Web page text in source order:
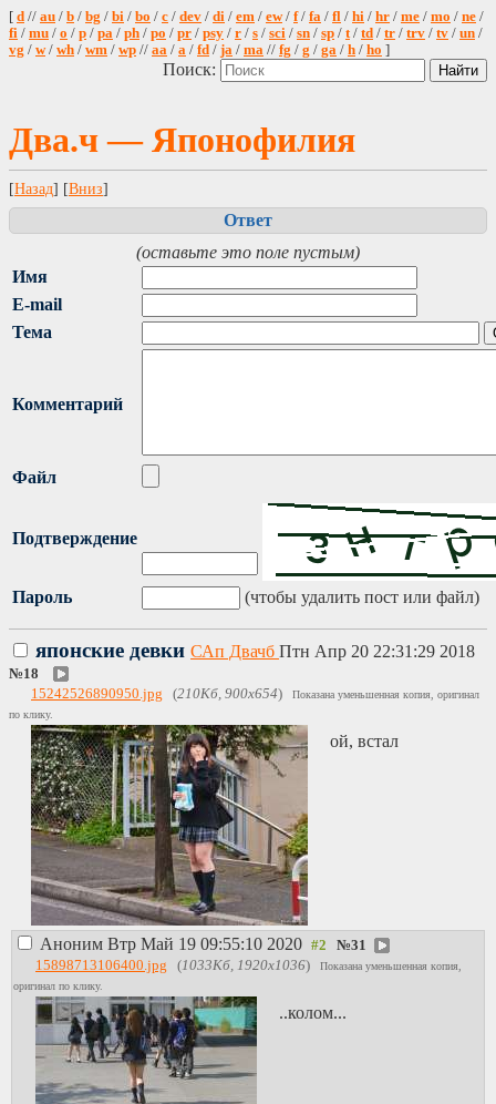
[ d // au / b / bg / bi / bo / c / dev / di / em / ew/ f/ fa / fl / hi / hr / me / mo / ne /
fi / mu / o / p / pa / ph / po / pr / psy / r / s / sci / sn / sp / t/ td / tr / trv / tv / un /
vg / w/ wh / wm / wp // aa / a / fd / ja / ma // fg / g / ga / h / ho ]
Поиск:
Два.ч — Японофилия
[Назад] [Вниз]
Ответ
(оставьте это поле пустым)
Имя
E-mail
Тема
Комментарий
Файл
Подтверждение
Пароль (чтобы удалить пост или файл)
японские девки САп Двачб Птн Апр 20 22:31:29 2018
№18
15242526890950.jpg (210Кб, 900x654)
Показана уменьшенная копия, оригинал
по клику.
ой, встал
Аноним Втр Май 19 09:55:10 2020 №31
15898713106400.jpg (1033Кб, 1920x1036)
Показана уменьшенная копия,
оригинал по клику.
..колом...